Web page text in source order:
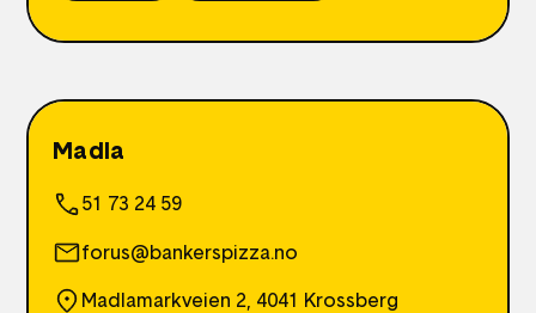
Madla
51 73 24 59
forus@bankerspizza.no
Madlamarkveien 2, 4041 Krossberg